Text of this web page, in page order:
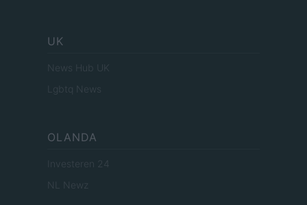
UK
News Hub UK
Lgbtq News
OLANDA
Investeren 24
NL Newz